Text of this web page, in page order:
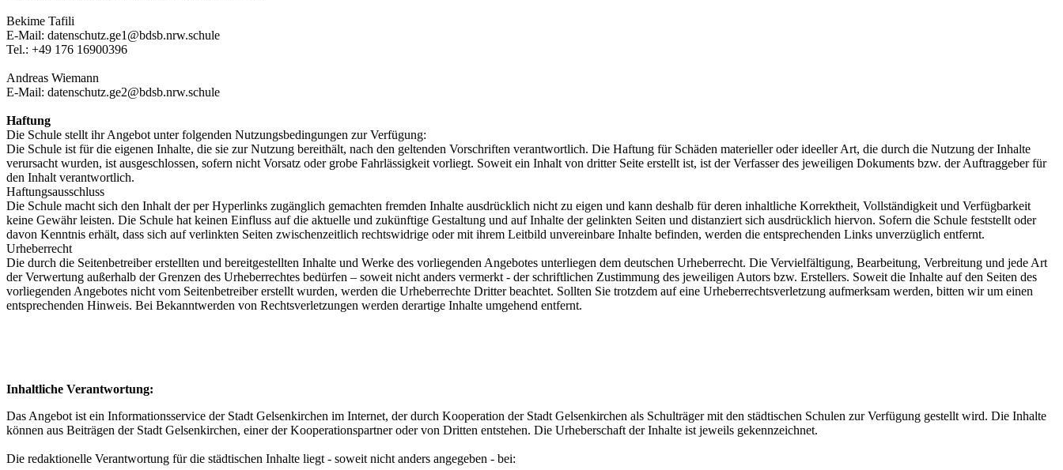
Bekime Tafili
E-Mail: datenschutz.ge1@bdsb.nrw.schule
Tel.: +49 176 16900396
Andreas Wiemann
E-Mail: datenschutz.ge2@bdsb.nrw.schule
Haftung
Die Schule stellt ihr Angebot unter folgenden Nutzungsbedingungen zur Verfügung:
Die Schule ist für die eigenen Inhalte, die sie zur Nutzung bereithält, nach den geltenden Vorschriften verantwortlich. Die Haftung für Schäden materieller oder ideeller Art, die durch die Nutzung der Inhalte
verursacht wurden, ist ausgeschlossen, sofern nicht Vorsatz oder grobe Fahrlässigkeit vorliegt. Soweit ein Inhalt von dritter Seite erstellt ist, ist der Verfasser des jeweiligen Dokuments bzw. der Auftraggeber für
den Inhalt verantwortlich.
Haftungsausschluss
Die Schule macht sich den Inhalt der per Hyperlinks zugänglich gemachten fremden Inhalte ausdrücklich nicht zu eigen und kann deshalb für deren inhaltliche Korrektheit, Vollständigkeit und Verfügbarkeit
keine Gewähr leisten. Die Schule hat keinen Einfluss auf die aktuelle und zukünftige Gestaltung und auf Inhalte der gelinkten Seiten und distanziert sich ausdrücklich hiervon. Sofern die Schule feststellt oder
davon Kenntnis erhält, dass sich auf verlinkten Seiten zwischenzeitlich rechtswidrige oder mit ihrem Leitbild unvereinbare Inhalte befinden, werden die entsprechenden Links unverzüglich entfernt.
Urheberrecht
Die durch die Seitenbetreiber erstellten und bereitgestellten Inhalte und Werke des vorliegenden Angebotes unterliegen dem deutschen Urheberrecht. Die Vervielfältigung, Bearbeitung, Verbreitung und jede Art
der Verwertung außerhalb der Grenzen des Urheberrechtes bedürfen – soweit nicht anders vermerkt - der schriftlichen Zustimmung des jeweiligen Autors bzw. Erstellers. Soweit die Inhalte auf den Seiten des
vorliegenden Angebotes nicht vom Seitenbetreiber erstellt wurden, werden die Urheberrechte Dritter beachtet. Sollten Sie trotzdem auf eine Urheberrechtsverletzung aufmerksam werden, bitten wir um einen
entsprechenden Hinweis. Bei Bekanntwerden von Rechtsverletzungen werden derartige Inhalte umgehend entfernt.
Inhaltliche Verantwortung:
Das Angebot ist ein Informationsservice der Stadt Gelsenkirchen im Internet, der durch Kooperation der Stadt Gelsenkirchen als Schulträger mit den städtischen Schulen zur Verfügung gestellt wird. Die Inhalte
können aus Beiträgen der Stadt Gelsenkirchen, einer der Kooperationspartner oder von Dritten entstehen. Die Urheberschaft der Inhalte ist jeweils gekennzeichnet.
Die redaktionelle Verantwortung für die städtischen Inhalte liegt - soweit nicht anders angegeben - bei: